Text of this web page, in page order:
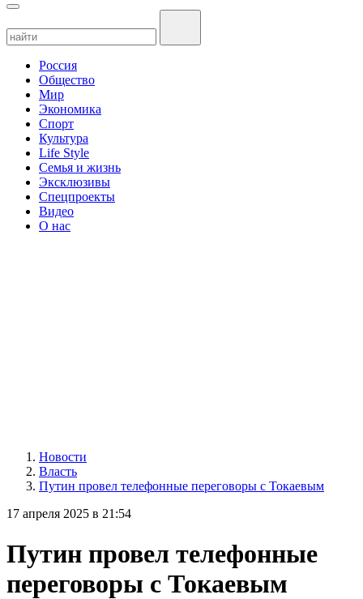
Россия
Общество
Мир
Экономика
Спорт
Культура
Life Style
Семья и жизнь
Эксклюзивы
Спецпроекты
Видео
О нас
Новости
Власть
Путин провел телефонные переговоры с Токаевым
17 апреля 2025 в 21:54
Путин провел телефонные
переговоры с Токаевым